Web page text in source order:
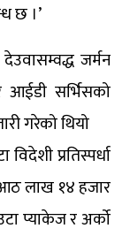
छ ।’
जर्मन
आईडी सर्भिसको
गरेको थियो
प्रतिस्पर्धा
लाख १४ हजार
प्याकेज र अर्को